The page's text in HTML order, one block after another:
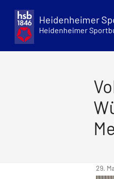
content
Heidenheimer
Heidenheimer
29.